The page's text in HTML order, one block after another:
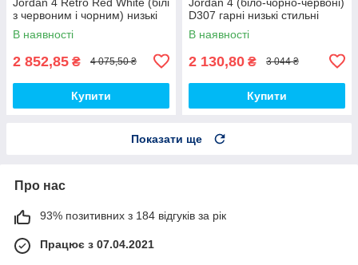
з червоним і чорним) низькі
демі кроси PD7361 топ
В наявності
2 852,85 ₴ 4 075,50 ₴
Купити
D307 гарні низькі стильні
кроси топ
В наявності
2 130,80 ₴ 3 044 ₴
Купити
Показати ще
Про нас
93% позитивних з 184 відгуків за рік
Працює з 07.04.2021